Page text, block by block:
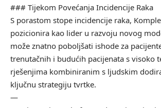
### Tijekom Povećanja Incidencije Raka
S porastom stope incidencije raka,
pozicionira kao lider u razvoju novog
može znatno poboljšati ishode za
trenutačnih i budućih pacijenata s visoko
rješenjima kombiniranim s ljudskim
ključnu strategiju tvrtke.
—